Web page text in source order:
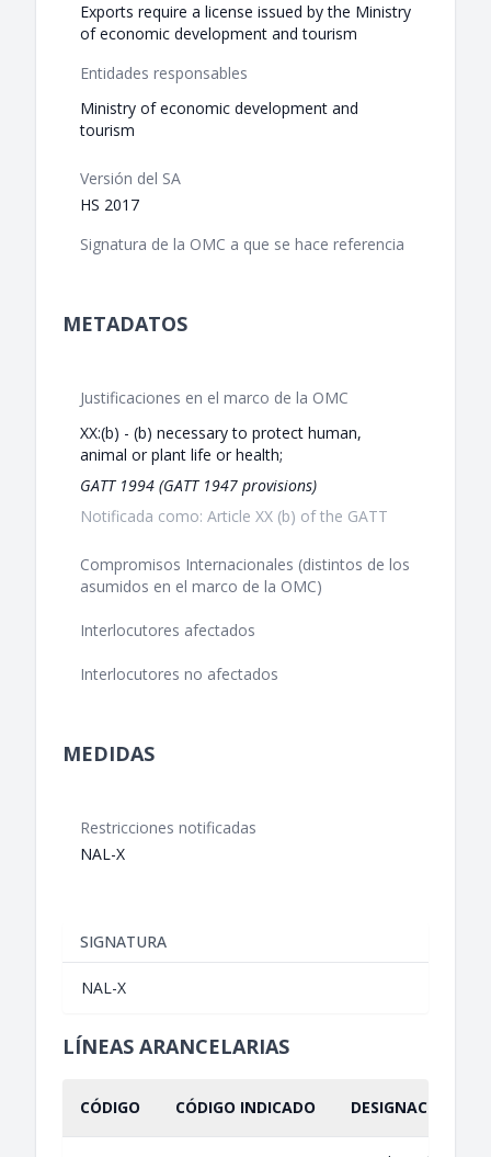
Exports require a license issued by the Ministry
of economic development and tourism
Entidades responsables
Ministry of economic development and
tourism
Versión del SA
HS 2017
Signatura de la OMC a que se hace referencia
METADATOS
Justificaciones en el marco de la OMC
XX:(b) - (b) necessary to protect human,
animal or plant life or health;
GATT 1994 (GATT 1947 provisions)
Notificada como: Article XX (b) of the GATT
Compromisos Internacionales (distintos de los
asumidos en el marco de la OMC)
Interlocutores afectados
Interlocutores no afectados
MEDIDAS
Restricciones notificadas
NAL-X
SIGNATURA
NAL-X
LÍNEAS ARANCELARIAS
CÓDIGO CÓDIGO INDICADO DESIGNACIÓN